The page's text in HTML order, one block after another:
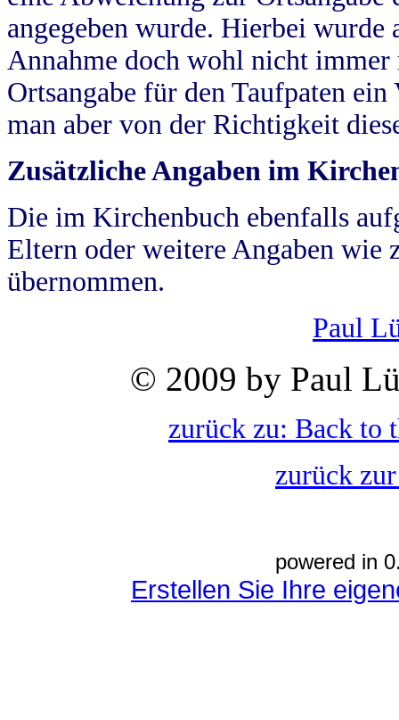
angegeben wurde. Hierbei wurde
Annahme doch wohl nicht
Ortsangabe für den Taufpaten
man aber von der Richtigkeit
Zusätzliche Angaben im
Die im Kirchenbuch ebenfalls
Eltern oder weitere Angaben wie
übernommen.
Paul
© 2009 by Paul
zurück zu: Back to
zurück
powered in
Erstellen Sie Ihre